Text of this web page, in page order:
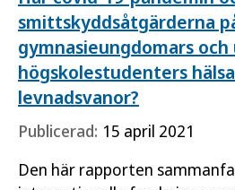
smittskyddsåtgärderna
gymnasieungdomars
högskolestudenters
levnadsvanor?
Publicerad: 15 april 2021
Den här rapporten